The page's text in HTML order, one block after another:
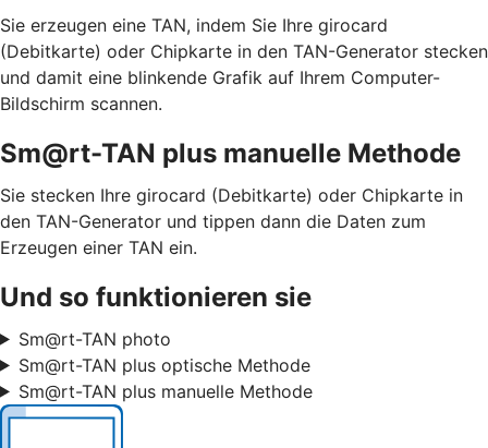
Sie erzeugen eine TAN, indem Sie Ihre girocard
(Debitkarte) oder Chipkarte in den TAN-Generator stecken
und damit eine blinkende Grafik auf Ihrem Computer-
Bildschirm scannen.
Sm@rt-TAN plus manuelle Methode
Sie stecken Ihre girocard (Debitkarte) oder Chipkarte in
den TAN-Generator und tippen dann die Daten zum
Erzeugen einer TAN ein.
Und so funktionieren sie
Sm@rt-TAN photo
Sm@rt-TAN plus optische Methode
Sm@rt-TAN plus manuelle Methode